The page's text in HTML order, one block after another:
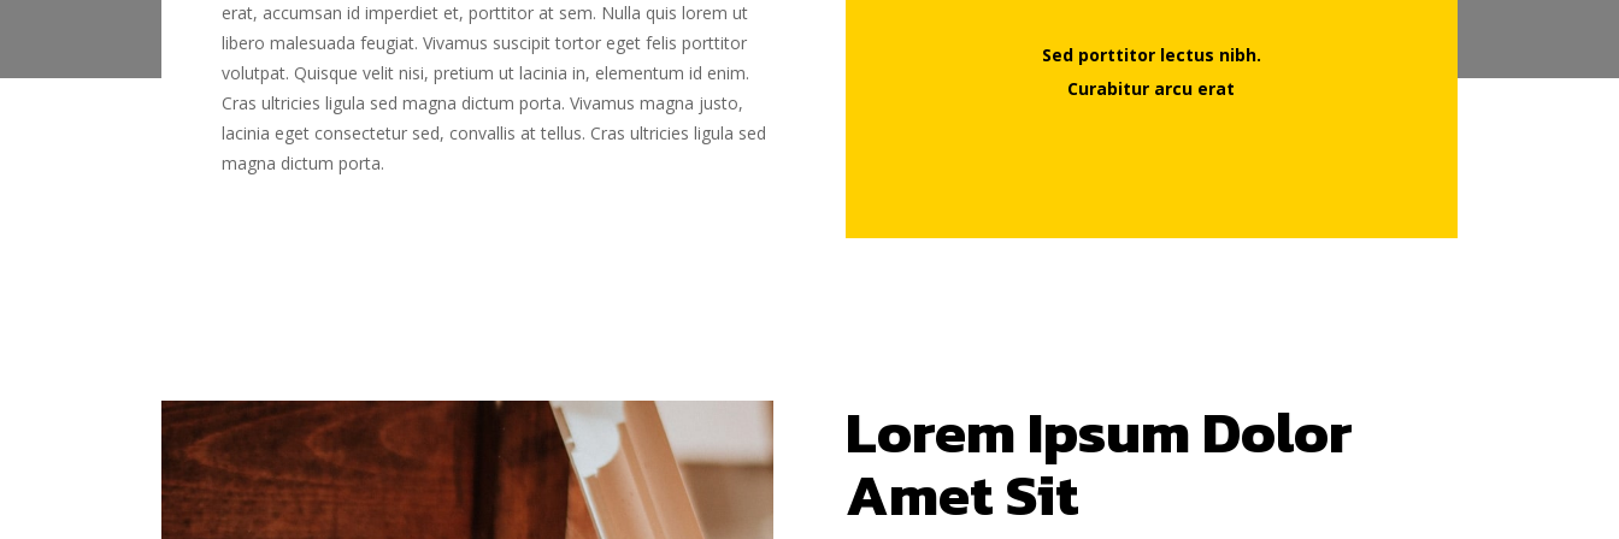
erat, accumsan id imperdiet et, porttitor at sem. Nulla quis lorem ut
libero malesuada feugiat. Vivamus suscipit tortor eget felis porttitor
volutpat. Quisque velit nisi, pretium ut lacinia in, elementum id enim.
Cras ultricies ligula sed magna dictum porta. Vivamus magna justo,
lacinia eget consectetur sed, convallis at tellus. Cras ultricies ligula sed
magna dictum porta.
Sed porttitor lectus nibh.
Curabitur arcu erat
Lorem Ipsum Dolor
Amet Sit